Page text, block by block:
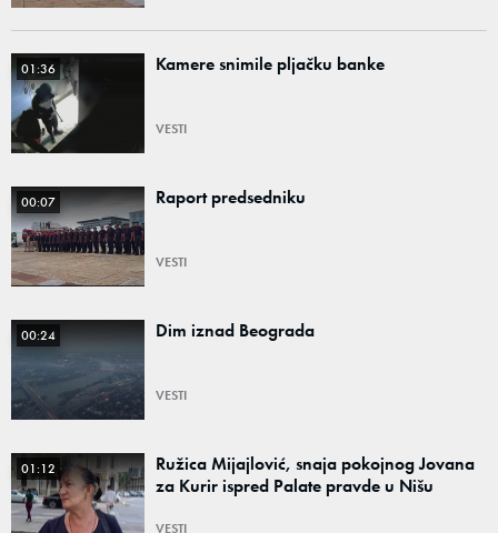
01:36 Kamere snimile pljačku banke
VESTI
00:07 Raport predsedniku
VESTI
00:24 Dim iznad Beograda
VESTI
01:12
Ružica Mijajlović, snaja pokojnog Jovana
za Kurir ispred Palate pravde u Nišu
VESTI